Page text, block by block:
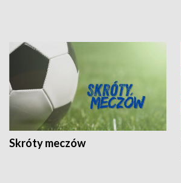
Skróty meczów